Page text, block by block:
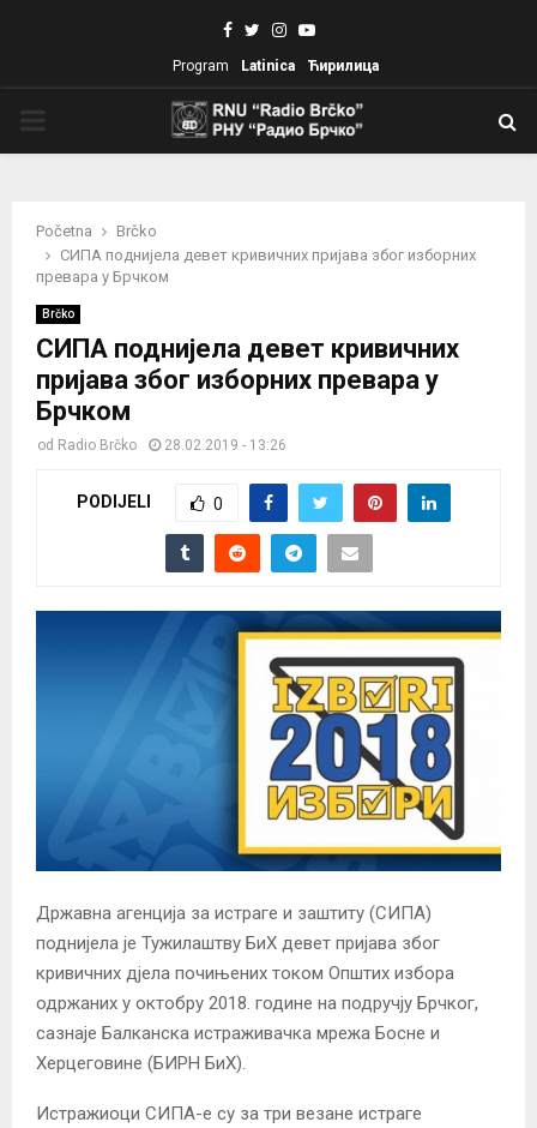
Facebook
TwitterInstagram
Youtube
Program Latinica Ћирилица
Početna
Brčko
СИПА поднијела девет кривичних пријава због изборних
превара у Брчком
Brčko
СИПА поднијела девет кривичних
пријава због изборних превара у
Брчком
od Radio Brčko 28.02.2019 - 13:26
PODIJELI 0
Државна агенција за истраге и заштиту (СИПА)
поднијела је Тужилаштву БиХ девет пријава због
кривичних дјела почињених током Општих избора
одржаних у октобру 2018. године на подручју Брчког,
сазнаје Балканска истраживачка мрежа Босне и
Херцеговине (БИРН БиХ).
Истражиоци СИПА-е су за три везане истраге